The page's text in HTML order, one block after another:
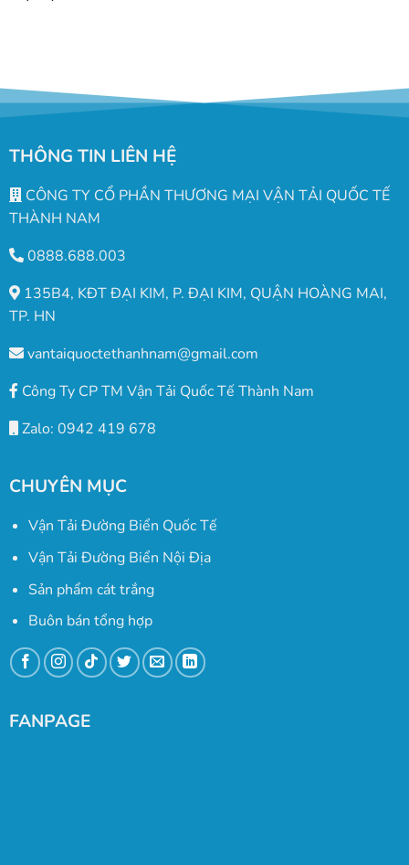
THÔNG TIN LIÊN HỆ
CÔNG TY CỔ PHẦN THƯƠNG MẠI VẬN TẢI QUỐC TẾ
THÀNH NAM
0888.688.003
135B4, KĐT ĐẠI KIM, P. ĐẠI KIM, QUẬN HOÀNG MAI,
TP. HN
vantaiquoctethanhnam@gmail.com
Công Ty CP TM Vận Tải Quốc Tế Thành Nam
Zalo: 0942 419 678
CHUYÊN MỤC
Vận Tải Đường Biển Quốc Tế
Vận Tải Đường Biển Nội Địa
Sản phẩm cát trắng
Buôn bán tổng hợp
FANPAGE